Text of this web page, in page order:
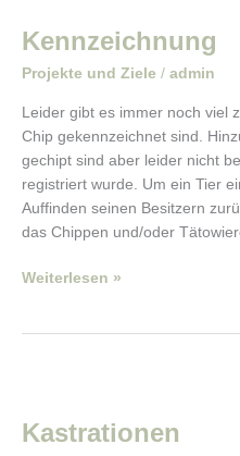
Kennzeichnung
Projekte und Ziele / admin
Leider gibt es immer noch viel
Chip gekennzeichnet sind.
gechipt sind aber leider nicht
registriert wurde. Um ein Tier
Auffinden seinen Besitzern
das Chippen und/oder
Weiterlesen »
Kastrationen